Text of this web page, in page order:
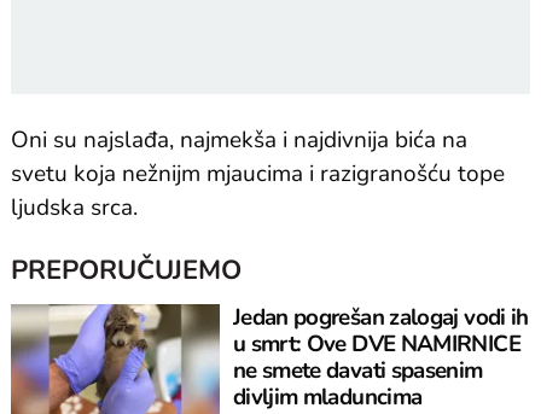
Oni su najslađa, najmekša i najdivnija bića na
svetu koja nežnijm mjaucima i razigranošću tope
ljudska srca.
PREPORUČUJEMO
Jedan pogrešan zalogaj vodi ih
u smrt: Ove DVE NAMIRNICE
ne smete davati spasenim
divljim mladuncima